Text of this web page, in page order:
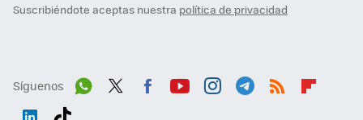
Suscribiéndote aceptas nuestra política de privacidad
Síguenos